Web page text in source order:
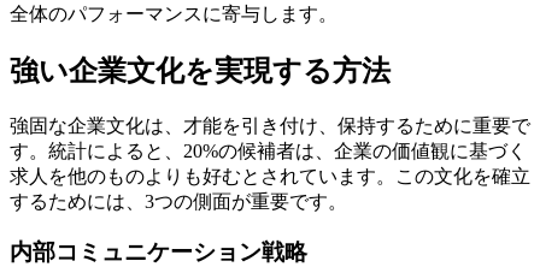
全体のパフォーマンスに寄与します。
強い企業文化を実現する方法
強固な企業文化は、才能を引き付け、保持するために重要で
す。統計によると、20%の候補者は、企業の価値観に基づく
求人を他のものよりも好むとされています。この文化を確立
するためには、3つの側面が重要です。
内部コミュニケーション戦略